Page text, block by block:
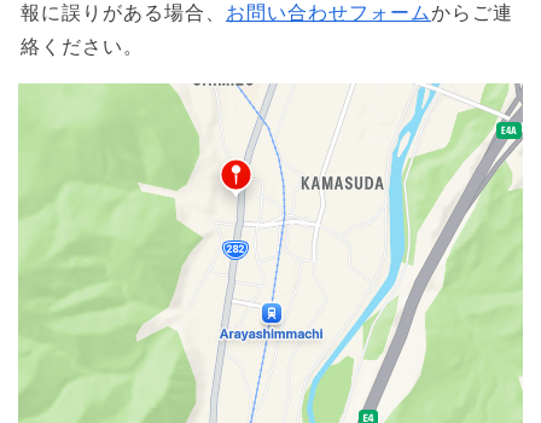
報に誤りがある場合、 お問い合わせフォームからご連
絡ください。